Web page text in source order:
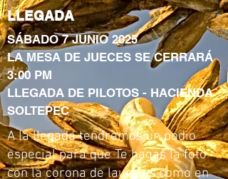
LLEGADA
SÁBADO 7 JUNIO 2025
LA MESA DE JUECES SE CERRARÁ
3:00 PM
⁠LLEGADA DE PILOTOS - HACIENDA
SOLTEPEC
A la llegada tendremos un podio
especial para que Te hagas la foto
con la corona de laureles como en